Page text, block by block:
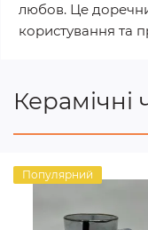
любов. Це
користування та
Популярний